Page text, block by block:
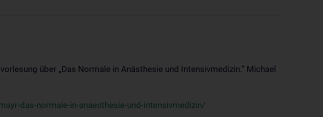
über „Das Normale in Anästhesie und Intensivmedizin.“ Michael
das-normale-in-anaesthesie-und-intensivmedizin/